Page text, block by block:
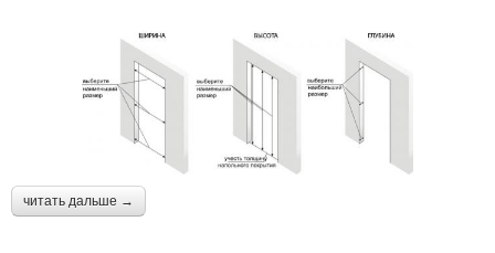
читать дальше →